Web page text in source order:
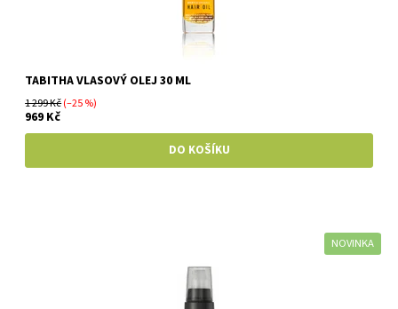
TABITHA VLASOVÝ OLEJ 30 ML
1 299 Kč(–25 %)
969 Kč
NOVINKA